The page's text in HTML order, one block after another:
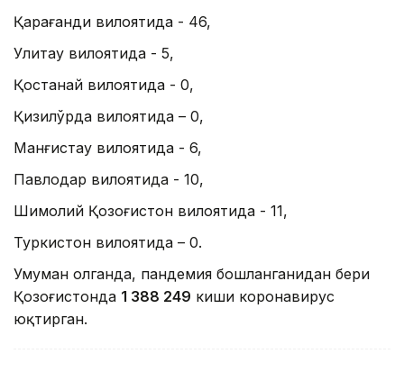
Қарағанди вилоятида - 46,
Улитау вилоятида - 5,
Қостанай вилоятида - 0,
Қизилўрда вилоятида – 0,
Манғистау вилоятида - 6,
Павлодар вилоятида - 10,
Шимолий Қозоғистон вилоятида - 11,
Туркистон вилоятида – 0.
Умуман олганда, пандемия бошланганидан бери
Қозоғистонда 1 388 249 киши коронавирус
юқтирган.